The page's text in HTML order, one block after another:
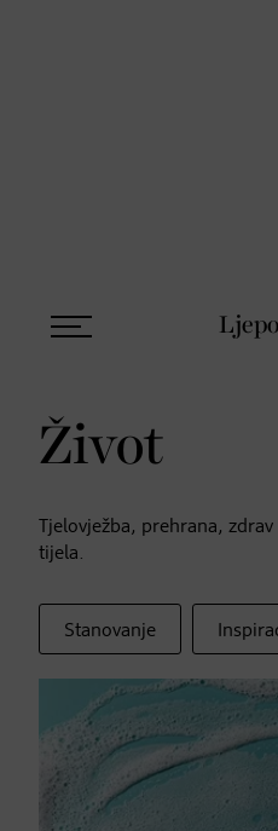
Život
Tjelovježba, prehrana,
tijela.
Stanovanje